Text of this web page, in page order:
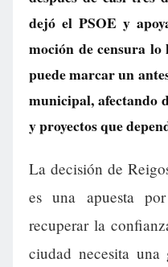
dejó el PSOE y
moción de censura
puede marcar un
municipal, afectando
y proyectos que
La decisión de
es una apuesta
recuperar la
ciudad necesita una